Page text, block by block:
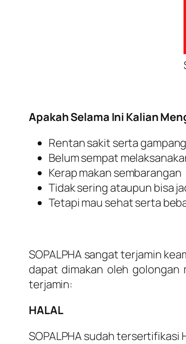
Apakah Selama Ini Kalian
Rentan sakit serta
Belum sempat
Kerap makan sembarangan
Tidak sering ataupun bisa
Tetapi mau sehat serta
SOPALPHA sangat terjamin
dapat dimakan oleh golongan
terjamin:
HALAL
SOPALPHA sudah tersertifikasi